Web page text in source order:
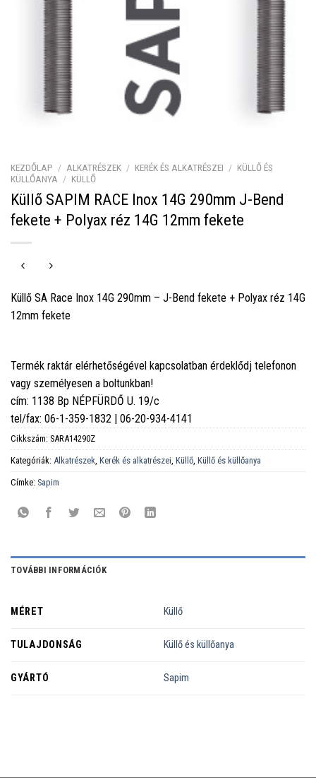
KEZDŐLAP / ALKATRÉSZEK / KERÉK ÉS ALKATRÉSZEI / KÜLLŐ ÉS
KÜLLŐANYA / KÜLLŐ
Küllő SAPIM RACE Inox 14G 290mm J-Bend
fekete + Polyax réz 14G 12mm fekete
Küllő SA Race Inox 14G 290mm – J-Bend fekete + Polyax réz 14G
12mm fekete
Termék raktár elérhetőségével kapcsolatban érdeklődj telefonon
vagy személyesen a boltunkban!
cím: 1138 Bp NÉPFÜRDŐ U. 19/c
tel/fax: 06-1-359-1832 | 06-20-934-4141
Cikkszám: SARA14290Z
Kategóriák: Alkatrészek Kerék és alkatrészei Küllő Küllő és küllőanya
Címke: Sapim
TOVÁBBI INFORMÁCIÓK
MÉRET Küllő
TULAJDONSÁG Küllő és küllőanya
GYÁRTÓ Sapim